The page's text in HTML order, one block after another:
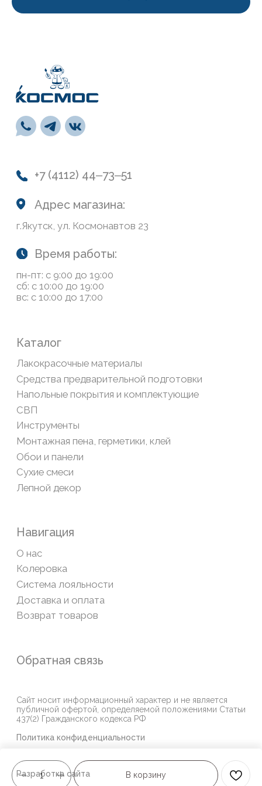
В корзину
Сайт носит информационный характер и не является
публичной офертой, определяемой положениями Статьи
Политика конфиденциальности
Обратная связь
Инструменты
Монтажная пена, герметики, клей
Разработка сайта
Навигация
О нас
Система лояльности
Доставка и оплата